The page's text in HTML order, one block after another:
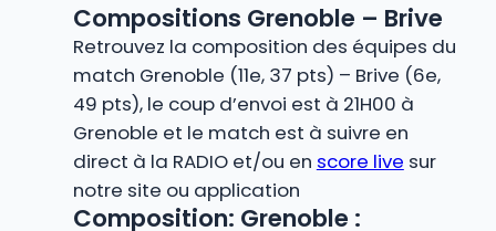
Compositions Grenoble – Brive
Retrouvez la composition des équipes du
match Grenoble (11e, 37 pts) – Brive (6e,
49 pts), le coup d’envoi est à 21H00 à
Grenoble et le match est à suivre en
direct à la RADIO et/ou en score live sur
notre site ou application
Composition: Grenoble :